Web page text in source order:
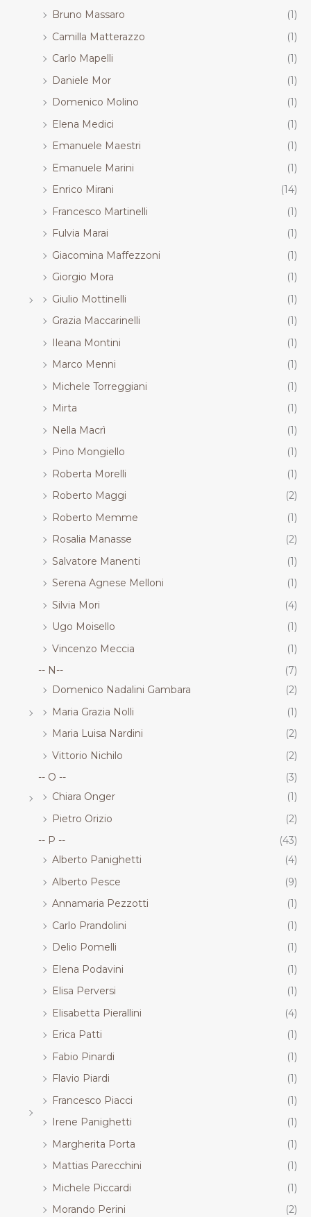
Bruno Massaro
(1)
Camilla Matterazzo
(1)
Carlo Mapelli
(1)
Daniele Mor
(1)
Domenico Molino
(1)
Elena Medici
(1)
Emanuele Maestri
(1)
Emanuele Marini
(1)
Enrico Mirani
(14)
Francesco Martinelli
(1)
Fulvia Marai
(1)
Giacomina Maffezzoni
(1)
Giorgio Mora
(1)
Giulio Mottinelli
(1)
Grazia Maccarinelli
(1)
Ileana Montini
(1)
Marco Menni
(1)
Michele Torreggiani
(1)
Mirta
(1)
Nella Macrì
(1)
Pino Mongiello
(1)
Roberta Morelli
(1)
Roberto Maggi
(2)
Roberto Memme
(1)
Rosalia Manasse
(2)
Salvatore Manenti
(1)
Serena Agnese Melloni
(1)
Silvia Mori
(4)
Ugo Moisello
(1)
Vincenzo Meccia
(1)
-- N--
(7)
Domenico Nadalini Gambara
(2)
Maria Grazia Nolli
(1)
Maria Luisa Nardini
(2)
Vittorio Nichilo
(2)
-- O --
(3)
Chiara Onger
(1)
Pietro Orizio
(2)
-- P --
(43)
Alberto Panighetti
(4)
Alberto Pesce
(9)
Annamaria Pezzotti
(1)
Carlo Prandolini
(1)
Delio Pomelli
(1)
Elena Podavini
(1)
Elisa Perversi
(1)
Elisabetta Pierallini
(4)
Erica Patti
(1)
Fabio Pinardi
(1)
Flavio Piardi
(1)
Francesco Piacci
(1)
Irene Panighetti
(1)
Margherita Porta
(1)
Mattias Parecchini
(1)
Michele Piccardi
(1)
Morando Perini
(2)